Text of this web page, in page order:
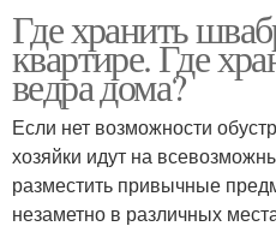
Где хранить
квартире. Где
ведра дома?
Если нет возможности
хозяйки идут на
разместить привычные
незаметно в различных